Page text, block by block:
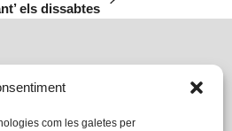
com les galetes per
els dissabtes